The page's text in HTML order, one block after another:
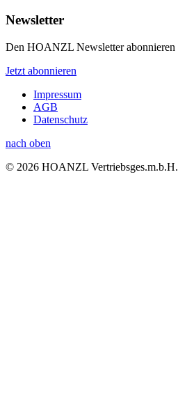
Newsletter
Den HOANZL Newsletter abonnieren
Jetzt abonnieren
Impressum
AGB
Datenschutz
nach oben
© 2026 HOANZL Vertriebsges.m.b.H.